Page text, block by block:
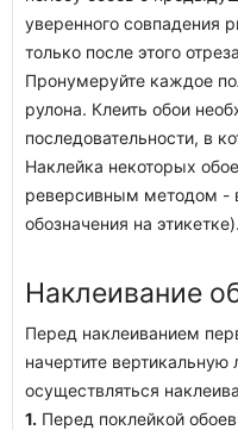
уверенного совпадения
только после этого
Пронумеруйте каждое
рулона. Клеить обои
последовательности, в
Наклейка некоторых
реверсивным методом -
обозначения на этикетке).
Наклеивание
Перед наклеиванием
начертите вертикальную
осуществляться
1. Перед поклейкой